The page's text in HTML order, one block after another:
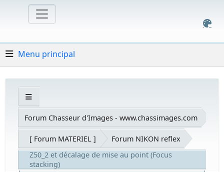
Menu principal
Forum Chasseur d'Images - www.chassimages.com
[ Forum MATERIEL ]
Forum NIKON reflex
Z50_2 et décalage de mise au point (Focus
stacking)